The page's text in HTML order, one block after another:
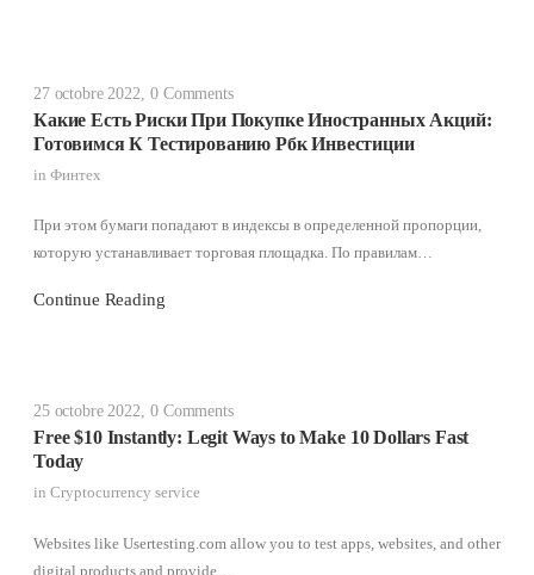
27 octobre 2022 0 Comments
Какие Есть Риски При Покупке Иностранных Акций:
Готовимся К Тестированию Рбк Инвестиции
in Финтех
При этом бумаги попадают в индексы в определенной пропорции,
которую устанавливает торговая площадка. По правилам…
Continue Reading
25 octobre 2022, 0 Comments
Free $10 Instantly: Legit Ways to Make 10 Dollars Fast
Today
in Cryptocurrency service
Websites like Usertesting.com allow you to test apps, websites, and other
digital products and provide…